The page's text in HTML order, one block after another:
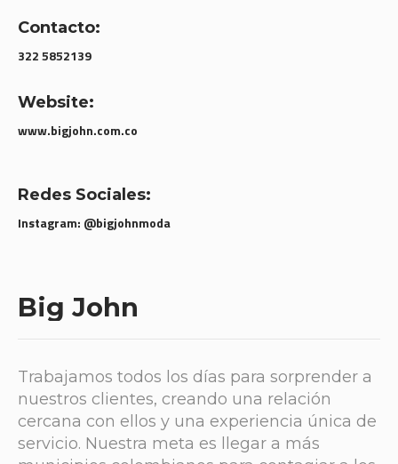
Contacto:
322 5852139
Website:
www.bigjohn.com.co
Redes Sociales:
Instagram: @bigjohnmoda
Big John
Trabajamos todos los días para sorprender a
nuestros clientes, creando una relación
cercana con ellos y una experiencia única de
servicio. Nuestra meta es llegar a más